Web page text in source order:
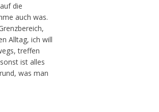
die
auch was.
Alltag, ich will
treffen
ist alles
was man